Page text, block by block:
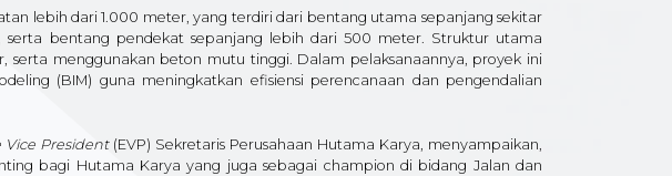
lebih dari 1.000 meter, yang terdiri dari bentang utama sepanjang sekitar
bentang pendekat sepanjang lebih dari 500 meter. Struktur utama
serta menggunakan beton mutu tinggi. Dalam pelaksanaannya, proyek ini
(BIM) guna meningkatkan efisiensi perencanaan dan pengendalian
Vice President (EVP) Sekretaris Perusahaan Hutama Karya, menyampaikan,
bagi Hutama Karya yang juga sebagai champion di bidang Jalan dan